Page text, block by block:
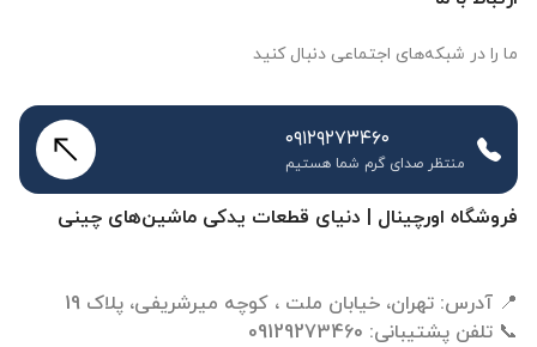
فروشگاه اورچینال | دنیای قطعات یدکی ماشین‌های چینی
ما را در شبکه‌های اجتماعی دنبال کنید
۰۹۱۲۹۲۷۳۴۶۰
منتظر صدای گرم شما هستیم